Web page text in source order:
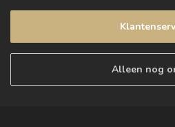
Alleen nog